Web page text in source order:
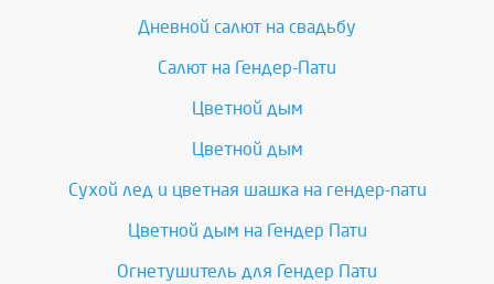
Дневной салют на свадьбу
Салют на Гендер-Пати
Цветной дым
Цветной дым
Сухой лед и цветная шашка на гендер-пати
Цветной дым на Гендер Пати
Огнетушитель для Гендер Пати